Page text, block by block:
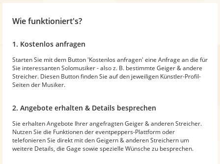
Wie funktioniert's?
1. Kostenlos anfragen
Starten Sie mit dem Button 'Kostenlos anfragen' eine Anfrage an die für
Sie interessanten Solomusiker - also z. B. bestimmte Geiger & andere
Streicher. Diesen Button finden Sie auf den jeweiligen Künstler-Profil-
Seiten der Musiker.
2. Angebote erhalten & Details besprechen
Sie erhalten Angebote Ihrer angefragten Geiger & anderen Streicher.
Nutzen Sie die Funktionen der eventpeppers-Plattform oder
telefonieren Sie direkt mit den Geigern & anderen Streichern um
weitere Details, die Gage sowie spezielle Wünsche zu besprechen.